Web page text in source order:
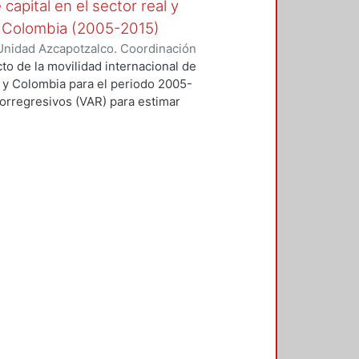
en el sector real y
(2005-2015)
Azcapotzalco. Coordinación
Paola Andrea
de la movilidad internacional de
Colombia para el periodo 2005-
(VAR) para estimar